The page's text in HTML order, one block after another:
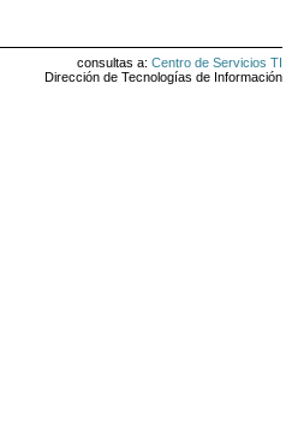
consultas a: Centro de Servicios TI
Dirección de Tecnologías de Información